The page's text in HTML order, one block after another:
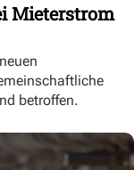
Mieterstrom
betroffen.